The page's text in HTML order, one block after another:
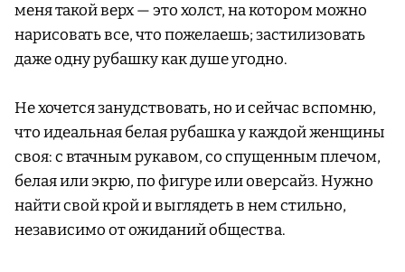
меня такой верх — это холст, на котором можно
нарисовать все, что пожелаешь; застилизовать
даже одну рубашку как душе угодно.
Не хочется занудствовать, но и сейчас вспомню,
что идеальная белая рубашка у каждой женщины
своя: с втачным рукавом, со спущенным плечом,
белая или экрю, по фигуре или оверсайз. Нужно
найти свой крой и выглядеть в нем стильно,
независимо от ожиданий общества.